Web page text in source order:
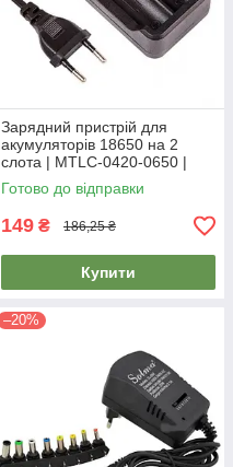
Зарядний пристрій для
акумуляторів 18650 на 2
слота | MTLC-0420-0650 |
зарядка, зарядник
Готово до відправки
149 ₴ 186,25 ₴
Купити
–20%